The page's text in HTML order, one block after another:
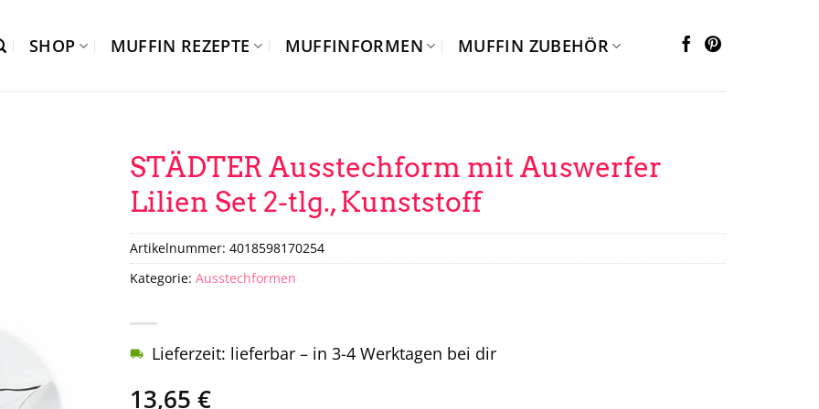
SHOP MUFFIN REZEPTE MUFFINFORMEN MUFFIN ZUBEHÖR
STÄDTER Ausstechform mit Auswerfer
Lilien Set 2-tlg., Kunststoff
13,65 €
Lieferzeit: lieferbar – in 3-4 Werktagen bei dir
Artikelnummer: 4018598170254
Kategorie: Ausstechformen